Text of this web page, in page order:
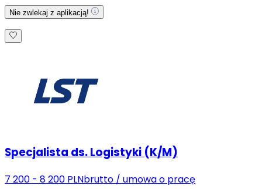
Nie zwlekaj z aplikacją!
Specjalista ds. Logistyki (K/M)
7 200 - 8 200 PLNbrutto / umowa o pracę